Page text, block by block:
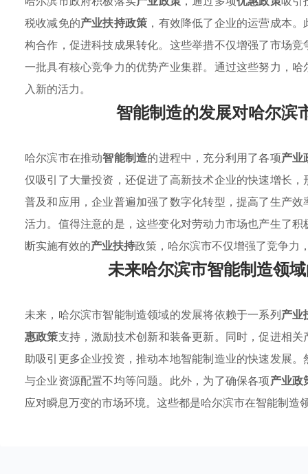
税收减免的产业扶持政策 ，有效降低了企业的运营成本
构合作，促进科技成果转化。这些举措不仅增强了市场
一批具有核心竞争力的优势产业集群。通过这些努力，
入新的活力。
智能制造的发展对哈尔滨
哈尔滨市在推动智能制造的进程中，充分利用了各项产业
仅吸引了大量投资，还促进了高新技术企业的快速增长
普及和应用，企业普遍加强了数字化转型，提高了生产
活力。值得注意的是，这些变化对劳动力市场也产生了
断实施有效的产业扶持政策，哈尔滨市不仅增强了竞争力
未来哈尔滨市智能制造领
未来，哈尔滨市智能制造领域的发展将依赖于一系列产业
惠政策支持，激励技术创新和装备更新。同时，促进相
助吸引更多企业投资，推动本地智能制造业的快速发展
与企业资源配置不均等问题。此外，为了确保各项产业政
应对瞬息万变的市场环境。这些都是哈尔滨市在智能制造